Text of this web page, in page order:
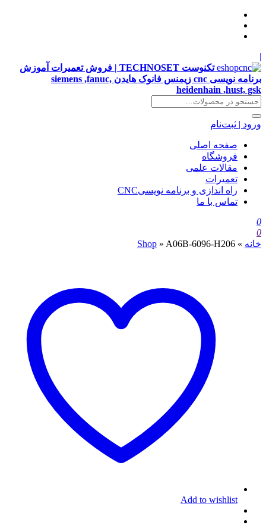
|
تکنوست TECHNOSET | فروش تعمیرات آموزش
برنامه نویسی cnc زیمنس فانوک هایدن siemens ,fanuc,
heidenhain ,hust, gsk
ورود | ثبت‌نام
صفحه اصلی
فروشگاه
مقالات علمی
تعمیرات
راه اندازی و برنامه نویسیCNC
تماس با ما
0
0
خانه »
Shop » A06B-6096-H206
Add to wishlist